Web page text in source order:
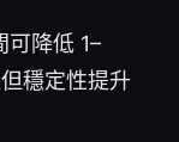
可降低 1–
穩定性提升